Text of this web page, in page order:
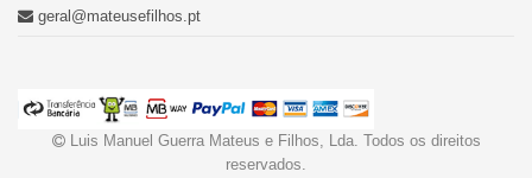
geral@mateusefilhos.pt
Luis Manuel Guerra Mateus e Filhos, Lda. Todos os direitos
reservados.